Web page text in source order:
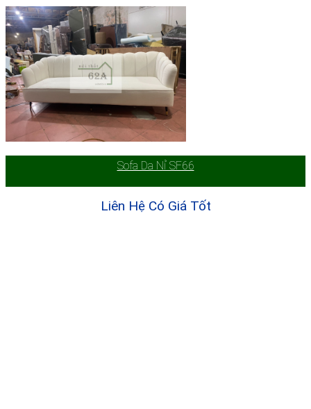
Sofa Da Nỉ SF66
Liên Hệ Có Giá Tốt